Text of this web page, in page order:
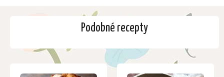
Podobné recepty